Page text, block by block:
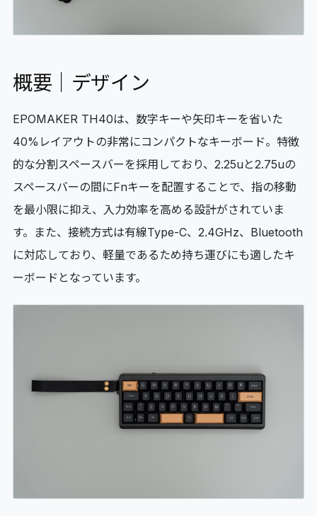
概要｜デザイン
EPOMAKER TH40は、数字キーや矢印キーを省いた
40%レイアウトの非常にコンパクトなキーボード。特徴
的な分割スペースバーを採用しており、2.25uと2.75uの
スペースバーの間にFnキーを配置することで、指の移動
を最小限に抑え、入力効率を高める設計がされていま
す。また、接続方式は有線Type-C、2.4GHz、Bluetooth
に対応しており、軽量であるため持ち運びにも適したキ
ーボードとなっています。